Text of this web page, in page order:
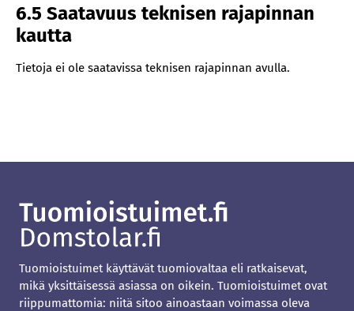
6.5 Saatavuus teknisen rajapinnan
kautta
Tietoja ei ole saatavissa teknisen rajapinnan avulla.
Tuomioistuimet käyttävät tuomiovaltaa eli ratkaisevat,
mikä yksittäisessä asiassa on oikein. Tuomioistuimet ovat
riippumattomia: niitä sitoo ainoastaan voimassa oleva